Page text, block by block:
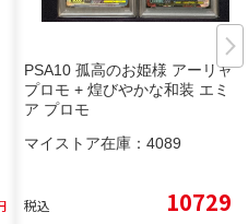
PSA10 孤高のお姫様 アーリャ
プロモ + 煌びやかな和装 エミリ
ア プロモ
マイストア在庫： 4089
税込 10729